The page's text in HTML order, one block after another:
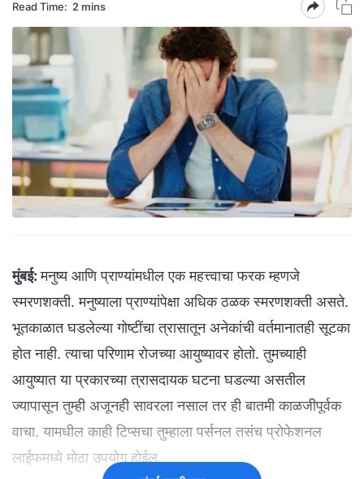
Read Time: 2 mins
मुंबई: मनुष्य आणि प्राण्यांमधील एक महत्त्वाचा फरक म्हणजे
स्मरणशक्ती. मनुष्याला प्राण्यांपेक्षा अधिक ठळक स्मरणशक्ती असते.
भूतकाळात घडलेल्या गोष्टींचा त्रासातून अनेकांची वर्तमानातही सूटका
होत नाही. त्याचा परिणाम रोजच्या आयुष्यावर होतो. तुमच्याही
आयुष्यात या प्रकारच्या त्रासदायक घटना घडल्या असतील
ज्यापासून तुम्ही अजूनही सावरला नसाल तर ही बातमी काळजीपूर्वक
वाचा. यामधील काही टिप्सचा तुम्हाला पर्सनल तसंच प्रोफेशनल
लाईफमध्ये मोठा उपयोग होईल.